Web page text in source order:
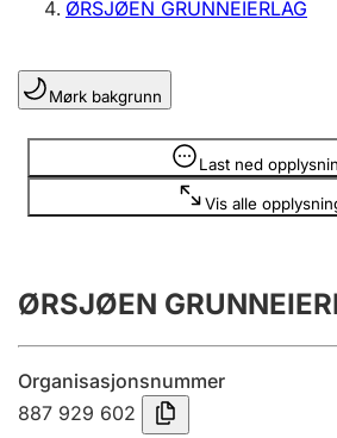
Registrere, endre, slette
Lag og foreining
Registrere, endre, slette
Årsrekneskap
Innsending og forseinkingsgebyr
ØRSJØEN GRUNNEIERLAG
Mørk bakgrunn
Last ned
Vis alle
Opplysninger er skjult
ØRSJØEN
Organisasjonsnummer
887 929 602